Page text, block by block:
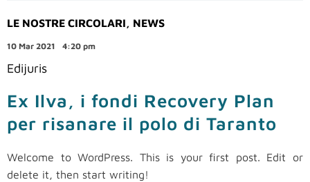
LE NOSTRE CIRCOLARI, NEWS
10 Mar 2021 4:20 pm
Edijuris
Ex Ilva, i fondi Recovery Plan
per risanare il polo di Taranto
Welcome to WordPress. This is your first post. Edit or
delete it, then start writing!